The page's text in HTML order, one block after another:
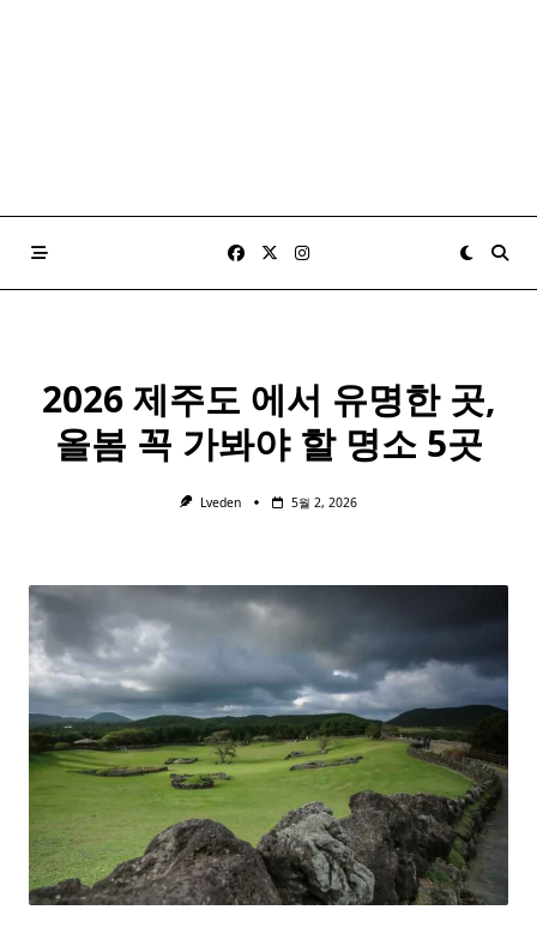
2026 제주도 에서 유명한 곳,
올봄 꼭 가봐야 할 명소 5곳
Lveden 5월 2, 2026